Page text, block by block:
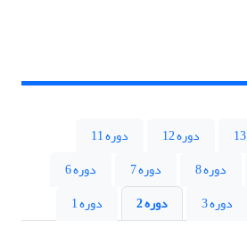
دوره 12
دوره 11
دوره 8 دوره 7
دوره 6
دوره 3 دوره 2
دوره 1